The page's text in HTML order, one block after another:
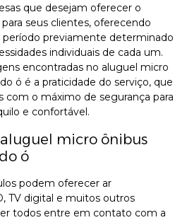
que desejam oferecer o
seus clientes, oferecendo
período previamente determinado
individuais de cada um.
encontradas no aluguel micro
ó é a praticidade do serviço, que
com o máximo de segurança para
e confortável.
micro ônibus
ó
podem oferecer ar
TV digital e muitos outros
todos entre em contato com a